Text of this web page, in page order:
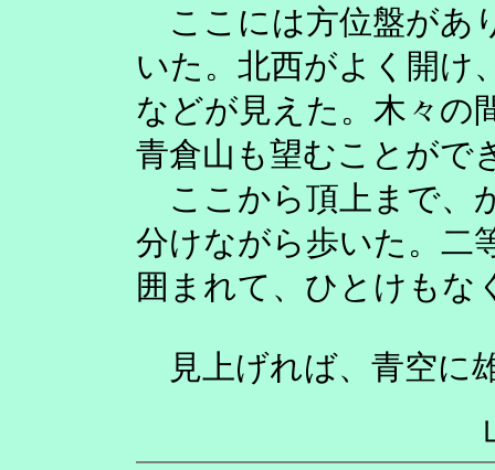
ここには方位盤があ
いた。北西がよく開け
などが見えた。木々の
青倉山も望むことがで
ここから頂上まで、
分けながら歩いた。二
囲まれて、ひとけもな
見上げれば、青空に